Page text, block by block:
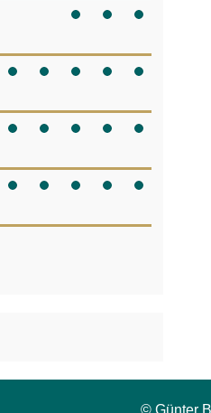
© Günter